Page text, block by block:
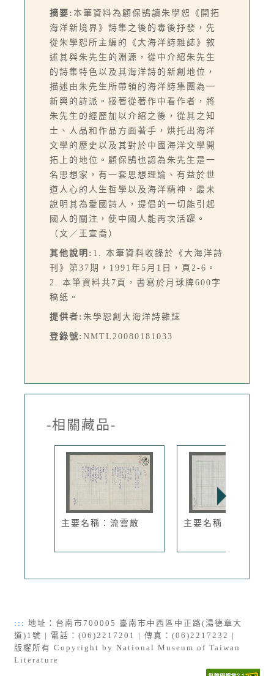
摘要: 本筆資料為顧保鵠讀朱學恕《開拓
海洋新境界》詩集之後的毒後抒發，先
從朱學恕所主編的《大海洋詩雜誌》敘
述其與朱先生的淵源，從中介紹朱先生
的詩集特色以及其海洋詩的新創地位，
描述由朱先生所帶領的海洋詩集團為一
新興的詩派。接著從著作中看作者，將
朱先生的經歷加以介紹之後，從其之知
士、人品和作品方面著手，烘托出海洋
文學的歷史以及其對於中國海洋文學開
拓上的地位。顧保鵠也認為朱先生是一
名思想家，有一套思想理論、有益於世
道人心的人生哲學以及海洋精神，最末
說明其為愛國詩人，提倡的一切能引起
國人的關注，使中國人能再次活躍。
（文／王宣喬）
其他說明: 1. 本筆資料收錄於《大海洋詩
刊》第37期，1991年5月1日，頁2-6。
2. 本筆資料共7頁，書寫於月球牌600字
稿紙。
提供者: 朱學恕創大海洋詩雜誌
登錄號: NMTL20080181033
-相關藏品-
主要名稱：流雲散 主要名稱：就寢
::: 地址：台南市700005 臺南市中西區中正路(湯德章大
道)1號 | 電話：(06)2217201 | 傳真：(06)2217232 |
版權所有 Copyright by National Museum of Taiwan
Literature